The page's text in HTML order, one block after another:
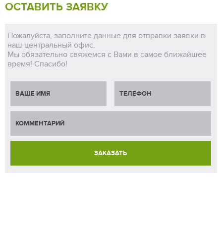
ОСТАВИТЬ ЗАЯВКУ
Пожалуйста, заполните данные для отправки заявки в
наш центральный офис.
Мы обязательно свяжемся с Вами в самое ближайшее
время! Спасибо!